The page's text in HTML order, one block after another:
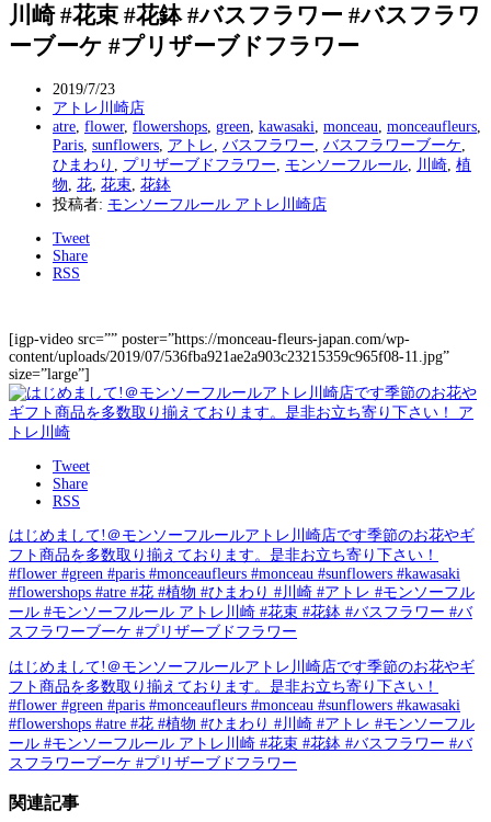
川崎 #花束 #花鉢 #バスフラワー #バスフラワ
ーブーケ #プリザーブドフラワー
2019/7/23
アトレ川崎店
atre flower, flowershops green kawasaki monceau monceaufleurs
Paris sunflowers アトレ バスフラワー バスフラワーブーケ
ひまわり
プリザーブドフラワー モンソーフルール 川崎 植
物 花 花束 花鉢
投稿者: モンソーフルール アトレ川崎店
Tweet
Share
RSS
[igp-video src=”” poster=”https://monceau-fleurs-japan.com/wp-
content/uploads/2019/07/536fba921ae2a903c23215359c965f08-11.jpg”
size=”large”]
Tweet
Share
RSS
はじめまして!＠モンソーフルールアトレ川崎店です季節のお花やギ
フト商品を多数取り揃えております。是非お立ち寄り下さい！
#flower #green #paris #monceaufleurs #monceau #sunflowers #kawasaki
#flowershops #atre #花 #植物 #ひまわり #川崎 #アトレ #モンソーフル
ール #モンソーフルール アトレ川崎 #花束 #花鉢 #バスフラワー #バ
スフラワーブーケ #プリザーブドフラワー
はじめまして!＠モンソーフルールアトレ川崎店です季節のお花やギ
フト商品を多数取り揃えております。是非お立ち寄り下さい！
#flower #green #paris #monceaufleurs #monceau #sunflowers #kawasaki
#flowershops #atre #花 #植物 #ひまわり #川崎 #アトレ #モンソーフル
ール #モンソーフルール アトレ川崎 #花束 #花鉢 #バスフラワー #バ
スフラワーブーケ #プリザーブドフラワー
関連記事